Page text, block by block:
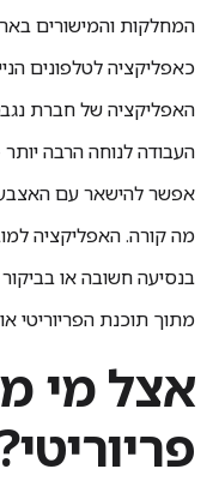
המחלקות והמישורים
כאפליקציה לטלפונים
האפליקציה של חברת
העבודה לנוחה הרבה
אפשר להישאר עם האצבע
מה קורה. האפליקציה
בנסיעה חשובה או
מתוך תוכנת הפריוריטי
אצל מי